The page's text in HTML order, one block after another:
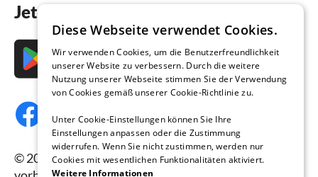
Jetzt die App downloaden
© 2026 Ferienhausmiete.de, alle Rechte
Diese Webseite verwendet Cookies.
Wir verwenden Cookies, um die Benutzerfreundlichkeit
unserer Website zu verbessern. Durch die weitere
Nutzung unserer Webseite stimmen Sie der Verwendung
von Cookies gemäß unserer Cookie-Richtlinie zu.
Unter Cookie-Einstellungen können Sie Ihre
Einstellungen anpassen oder die Zustimmung
widerrufen. Wenn Sie nicht zustimmen, werden nur
Cookies mit wesentlichen Funktionalitäten aktiviert.
Weitere Informationen